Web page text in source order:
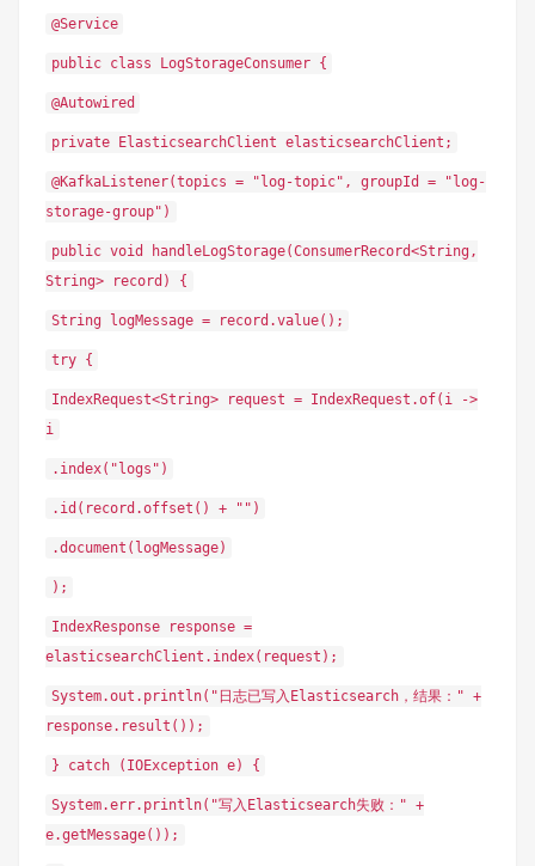
@Service
public class LogStorageConsumer {
@Autowired
private ElasticsearchClient elasticsearchClient;
@KafkaListener(topics = "log-topic", groupId = "log-
storage-group")
public void handleLogStorage(ConsumerRecord<String,
String> record) {
String logMessage = record.value();
try {
IndexRequest<String> request = IndexRequest.of(i ->
i
.index("logs")
.id(record.offset() + "")
.document(logMessage)
);
IndexResponse response =
elasticsearchClient.index(request);
System.out.println("日志已写入Elasticsearch，结果：" +
response.result());
} catch (IOException e) {
System.err.println("写入Elasticsearch失败：" +
e.getMessage());